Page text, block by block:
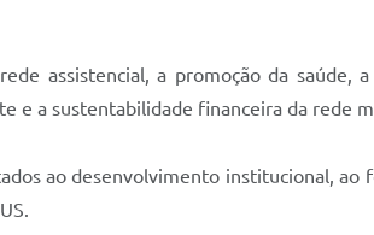
assistencial, a promoção da saúde, a
e a sustentabilidade financeira da rede
ao desenvolvimento institucional, ao